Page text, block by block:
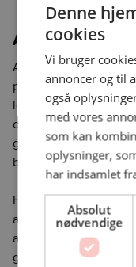
Affaldssortering
Affaldssortering kan
plads. Heldigvis er
løsninger, som både
offentlig side har man
gøre det nemmere at
branchen.
Herunder finder du
affaldssortering samt
affaldsfraktioner, som
genereres.
Denne
cookies
Vi bruger
annoncer og til
også
med vores
som kan
oplysninger,
har indsamlet
Absolut
nødvendige